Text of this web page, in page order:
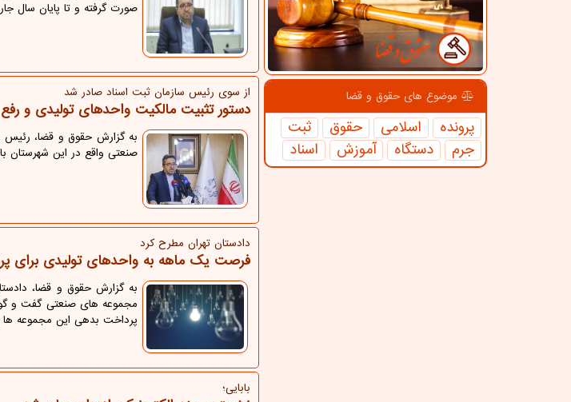
موضوع های حقوق و قضا
پرونده اسلامی حقوق
ثبت
جرم
دستگاه آموزش اسناد
صورت گرفته و تا پایان سال جاری این عدد
از سوی رئیس سازمان ثبت اسناد صادر شد
دستور تثبیت مالکیت واحدهای تولیدی و
به گزارش حقوق و قضا، رئیس
صنعتی واقع در این شهرستان
دادستان تهران مطرح كرد
فرصت یک ماهه به واحدهای تولیدی برای
به گزارش حقوق و قضا،
مجموعه های صنعتی گفت و گو
پرداخت بدهی این مجموعه
بابایی؛